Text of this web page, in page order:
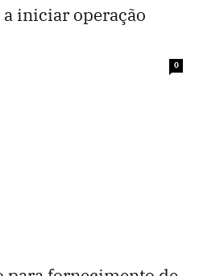
iniciar operação
0